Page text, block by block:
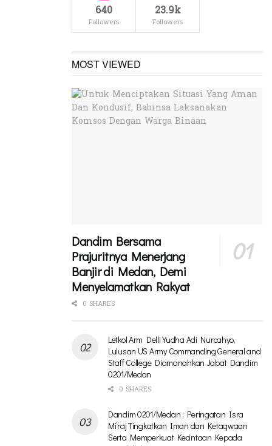
640
Followers
23.9k
Followers
MOST VIEWED
Dandim Bersama
Prajuritnya Menerjang
Banjir di Medan, Demi
Menyelamatkan Rakyat
0 SHARES
Letkol Arm Delli Yudha Adi Nurcahyo,
Lulusan US Army Commanding General and
Staff College Diamanahkan Jabat Dandim
0201/Medan
0 SHARES
Dandim 0201/Medan : Peringatan Isra
Mi’raj Tingkatkan Iman dan Ketaqwaan
Serta Memperkuat Kecintaan Kepada